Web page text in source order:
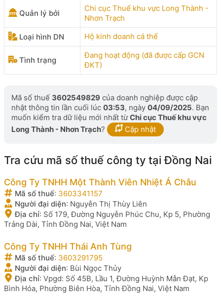
Quản lý bởi
Chi cục Thuế khu vực Long Thành -
Nhơn Trạch
Loại hình DN
Hộ kinh doanh cá thể
Tình trạng
Đang hoạt động (đã được cấp GCN
ĐKT)
Mã số thuế 3602549829 của doanh nghiệp được cập
nhật thông tin lần cuối lúc 03:53, ngày 04/09/2025. Bạn
muốn kiểm tra dữ liệu mới nhất từChi cục Thuế khu vực
Long Thành - Nhơn Trạch? Cập nhật
Tra cứu mã số thuế công ty tại Đồng Nai
Công Ty TNHH Một Thành Viên Nhiệt Á Châu
Mã số thuế: 3603341157
Người đại diện: Nguyễn Thị Thùy Liên
Địa chỉ: Số 179, Đường Nguyễn Phúc Chu, Kp 5, Phường
Trảng Dài, Tỉnh Đồng Nai, Việt Nam
Công Ty TNHH Thái Anh Tùng
Mã số thuế: 3603291795
Người đại diện: Bùi Ngọc Thủy
Địa chỉ: Vpgd: Số 45B, Lầu 1, Đường Huỳnh Mẫn Đạt, Kp
Bình Hóa, Phường Biên Hòa, Tỉnh Đồng Nai, Việt Nam